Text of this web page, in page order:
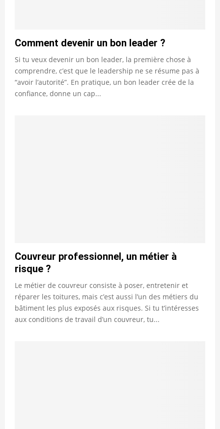
Comment devenir un bon leader ?
Si tu veux devenir un bon leader, la première chose à
comprendre, c’est que le leadership ne se résume pas à
“avoir l’autorité”. En pratique, un bon leader crée de la
confiance, donne un cap...
Couvreur professionnel, un métier à
risque ?
Le métier de couvreur consiste à poser, entretenir et
réparer les toitures, mais c’est aussi l’un des métiers du
bâtiment les plus exposés aux risques. Si tu t’intéresses
aux conditions de travail d’un couvreur, tu...